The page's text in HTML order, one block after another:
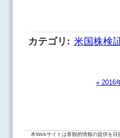
カテゴリ : 米国株検
« 2016
本Webサイトは客観的情報の提供を